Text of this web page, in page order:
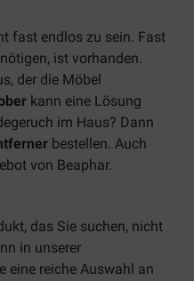
fast endlos zu sein. Fast
ist vorhanden.
der die Möbel
kann eine Lösung
im Haus? Dann
bestellen. Auch
von Beaphar.
das Sie suchen, nicht
in unserer
eine reiche Auswahl an